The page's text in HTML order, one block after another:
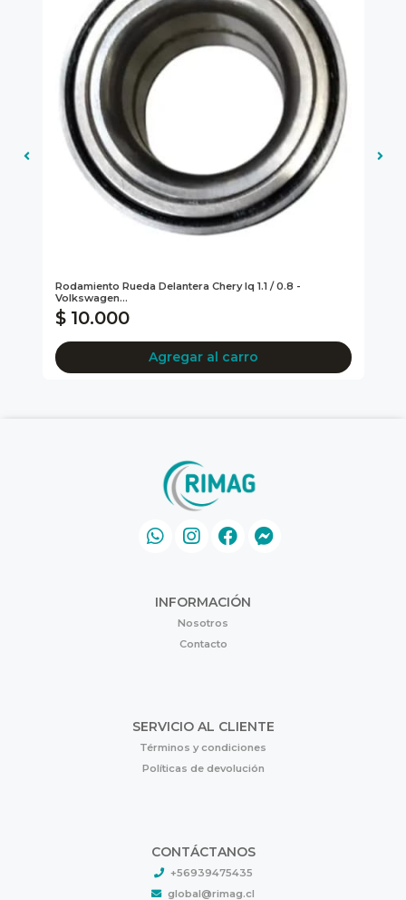
Rodamiento Rueda Delantera Chery Iq 1.1 / 0.8 -
Volkswagen...
$ 10.000
Agregar al carro
INFORMACIÓN
Nosotros
Contacto
SERVICIO AL CLIENTE
Términos y condiciones
Políticas de devolución
CONTÁCTANOS
+56939475435
global@rimag.cl